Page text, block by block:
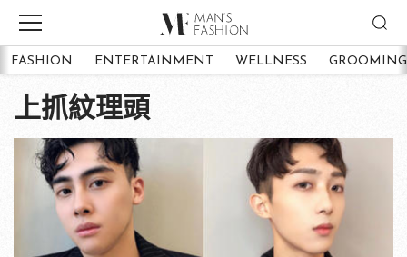
FASHION ENTERTAINMENT WELLNESS GROOMING
上抓紋理頭